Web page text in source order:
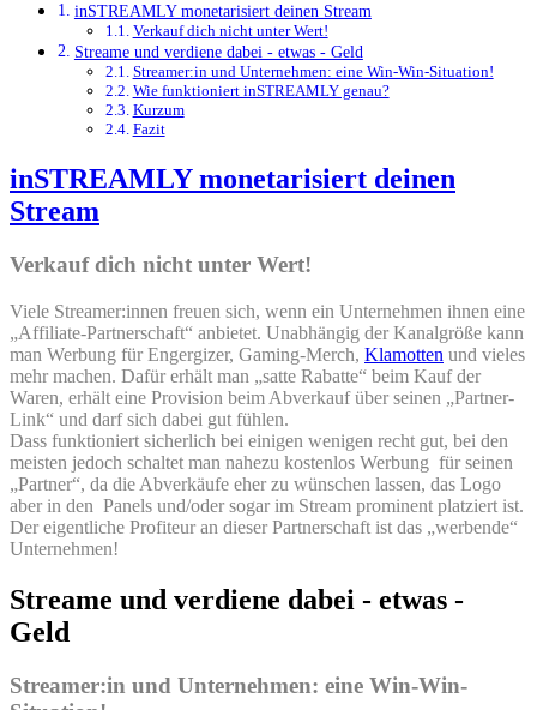
inSTREAMLY monetarisiert deinen Stream
Verkauf dich nicht unter Wert!
Streame und verdiene dabei - etwas - Geld
Streamer:in und Unternehmen: eine Win-Win-Situation!
Wie funktioniert inSTREAMLY genau?
Kurzum
Fazit
inSTREAMLY monetarisiert deinen
Stream
Verkauf dich nicht unter Wert!
Viele Streamer:innen freuen sich, wenn ein Unternehmen ihnen eine
„Affiliate-Partnerschaft“ anbietet. Unabhängig der Kanalgröße kann
man Werbung für Engergizer, Gaming-Merch, Klamotten und vieles
mehr machen. Dafür erhält man „satte Rabatte“ beim Kauf der
Waren, erhält eine Provision beim Abverkauf über seinen „Partner-
Link“ und darf sich dabei gut fühlen.
Dass funktioniert sicherlich bei einigen wenigen recht gut, bei den
meisten jedoch schaltet man nahezu kostenlos Werbung für seinen
„Partner“, da die Abverkäufe eher zu wünschen lassen, das Logo
aber in den Panels und/oder sogar im Stream prominent platziert ist.
Der eigentliche Profiteur an dieser Partnerschaft ist das „werbende“
Unternehmen!
Streame und verdiene dabei - etwas -
Geld
Streamer:in und Unternehmen: eine Win-Win-